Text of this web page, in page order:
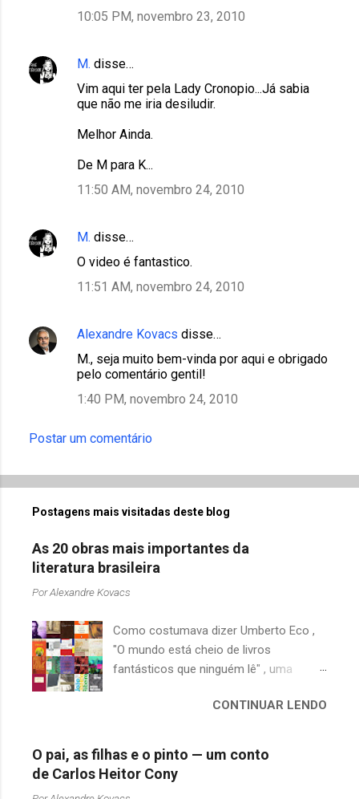
10:05 PM, novembro 23, 2010
M. disse…
Vim aqui ter pela Lady Cronopio...Já sabia
que não me iria desiludir.
Melhor Ainda.
De M para K...
11:50 AM, novembro 24, 2010
M. disse…
O video é fantastico.
11:51 AM, novembro 24, 2010
Alexandre Kovacs disse…
M., seja muito bem-vinda por aqui e obrigado
pelo comentário gentil!
1:40 PM, novembro 24, 2010
Postar um comentário
Postagens mais visitadas deste blog
As 20 obras mais importantes da
literatura brasileira
PorAlexandre Kovacs
Como costumava dizer Umberto Eco ,
"O mundo está cheio de livros
fantásticos que ninguém lê" , uma
quando falamos de clássicos da
escritores brasileiros, somos forçados
a uma avaliação burocrática na escola e
acabamos adquirindo uma certa
CONTINUAR LENDO
O pai, as filhas e o pinto — um conto
de Carlos Heitor Cony